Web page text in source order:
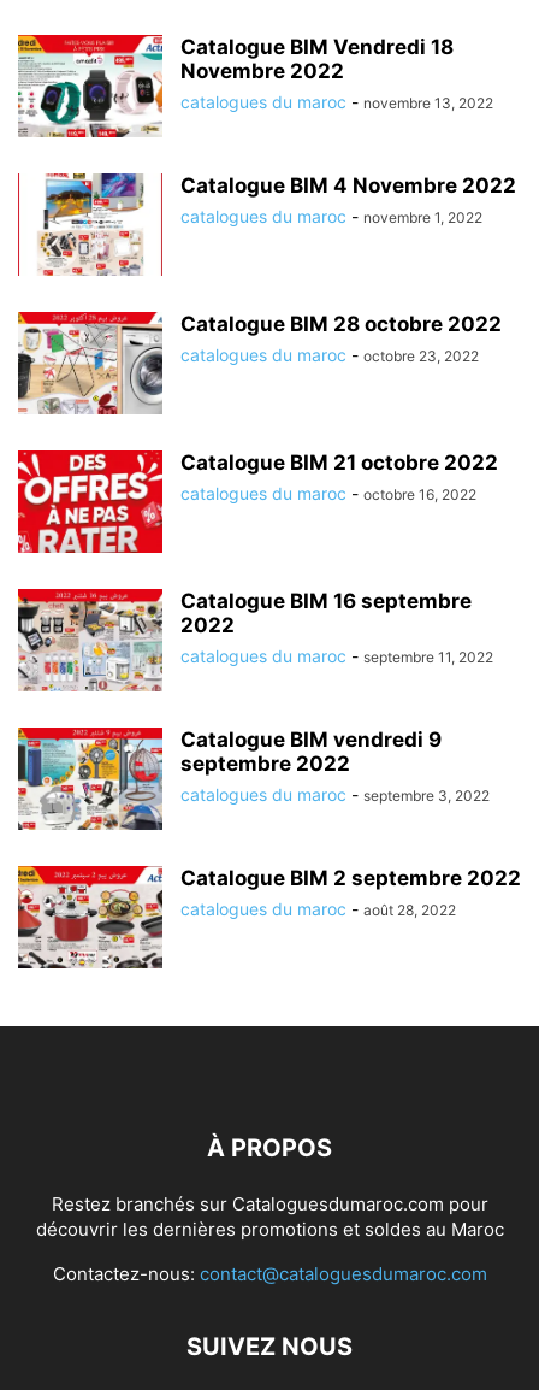
Catalogue BIM Vendredi 18
Novembre 2022
catalogues du maroc - novembre 13, 2022
Catalogue BIM 4 Novembre 2022
catalogues du maroc - novembre 1, 2022
Catalogue BIM 28 octobre 2022
catalogues du maroc - octobre 23, 2022
Catalogue BIM 21 octobre 2022
catalogues du maroc - octobre 16, 2022
Catalogue BIM 16 septembre
2022
catalogues du maroc - septembre 11, 2022
Catalogue BIM vendredi 9
septembre 2022
catalogues du maroc - septembre 3, 2022
Catalogue BIM 2 septembre 2022
catalogues du maroc - août 28, 2022
À PROPOS
Restez branchés sur Cataloguesdumaroc.com pour
découvrir les dernières promotions et soldes au Maroc
Contactez-nous: contact@cataloguesdumaroc.com
SUIVEZ NOUS